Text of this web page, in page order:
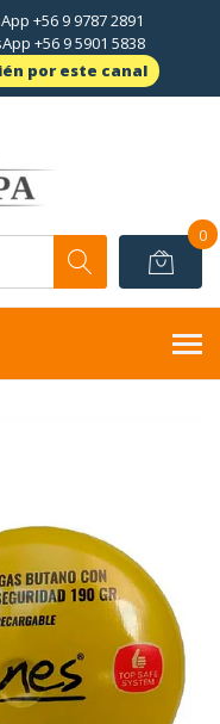
+56 9 9787 2891
+56 9 5901 5838
por este canal
0